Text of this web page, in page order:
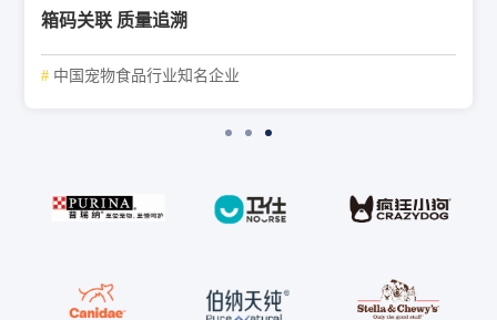
箱码关联 质量追溯
# 中国宠物食品行业知名企业